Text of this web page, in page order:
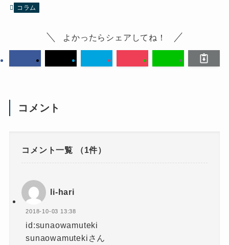
コラム
よかったらシェアしてね！
コメント
コメント一覧 （1件）
li-hari
2018-10-03 13:38
id:sunaowamuteki
sunaowamutekiさん